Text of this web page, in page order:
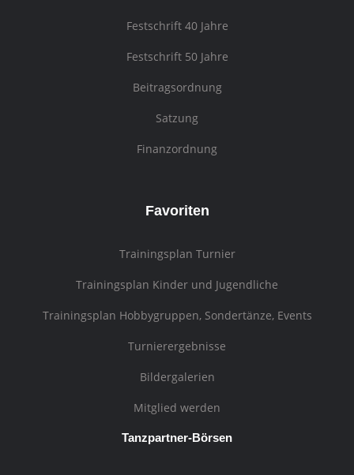
Festschrift 40 Jahre
Festschrift 50 Jahre
Beitragsordnung
Satzung
Finanzordnung
Favoriten
Trainingsplan Turnier
Trainingsplan Kinder und Jugendliche
Trainingsplan Hobbygruppen, Sondertänze, Events
Turnierergebnisse
Bildergalerien
Mitglied werden
Tanzpartner-Börsen